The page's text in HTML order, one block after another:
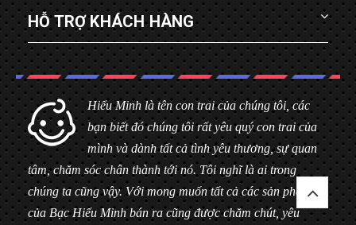
HỖ TRỢ KHÁCH HÀNG
Hiểu Minh là tên con trai của chúng tôi, các
bạn biết đó chúng tôi rất yêu quý con trai của
mình và dành tất cả tình yêu thương, sự quan
tâm, chăm sóc chân thành tới nó. Tôi nghĩ là ai trong
chúng ta cũng vậy. Với mong muốn tất cả các sản phẩm
của Bạc Hiểu Minh bán ra cũng được chăm chút, yêu